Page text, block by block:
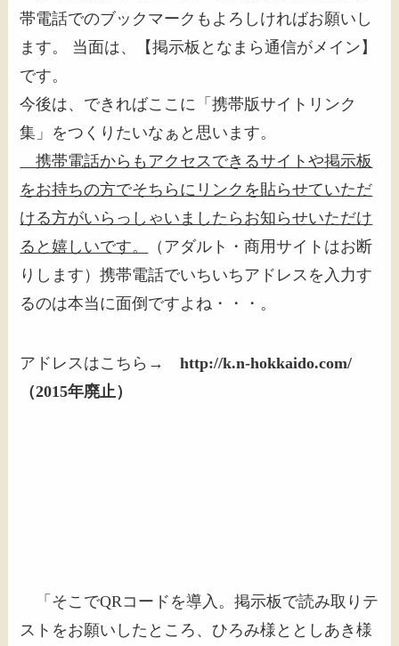
帯電話でのブックマークもよろしければお願いし
ます。 当面は、【掲示板となまら通信がメイン】
です。
今後は、できればここに「携帯版サイトリンク
集」をつくりたいなぁと思います。
携帯電話からもアクセスできるサイトや掲示板
をお持ちの方でそちらにリンクを貼らせていただ
ける方がいらっしゃいましたらお知らせいただけ
ると嬉しいです。
（アダルト・商用サイトはお断
りします）携帯電話でいちいちアドレスを入力す
るのは本当に面倒ですよね・・・。
アドレスはこちら→http://k.n-hokkaido.com/
（2015年廃止）
「そこでQRコードを導入。掲示板で読み取りテ
ストをお願いしたところ、ひろみ様ととしあき様